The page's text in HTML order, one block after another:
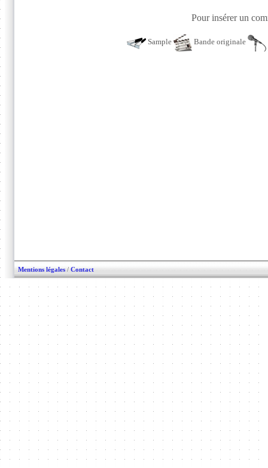
Pour insérer un
Sample Bande originale
Mentions légales / Contact